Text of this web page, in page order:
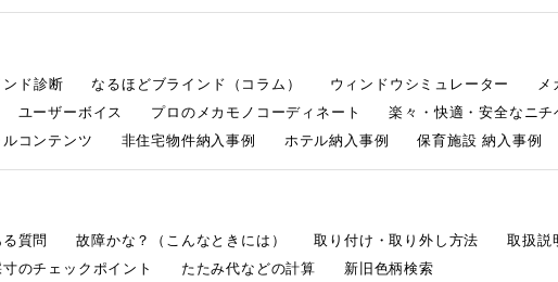
ド診断
なるほどブラインド（コラム） ウィンドウシミュレーター
メ
ユーザーボイス プロのメカモノコーディネート 楽々・快適・安全なニ
ルコンテンツ 非住宅物件納入事例 ホテル納入事例 保育施設 納入事例
質問 故障かな？（こんなときには） 取り付け・取り外し方法 取扱説
寸のチェックポイント たたみ代などの計算 新旧色柄検索